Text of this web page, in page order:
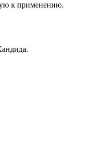
к применению.